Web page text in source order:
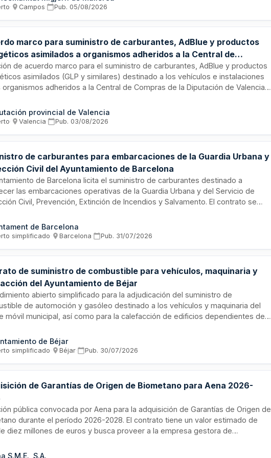
· Campos· Pub. 05/08/2026
marco para suministro de carburantes, AdBlue y productos
asimilados a organismos adheridos a la Central de
de la Diputación de Valencia
de acuerdo marco para el suministro de carburantes, AdBlue y productos
asimilados (GLP y similares) destinado a los vehículos e instalaciones
organismos adheridos a la Central de Compras de la Diputación de Valencia.
en estaciones de servicios asociadas, así como mediante entrega a
de combustible en depósitos fijos. Esta licitación centraliza las compras
la gestión administrativa del abastecimiento energético.
provincial de Valencia
· Valencia· Pub. 03/08/2026
de carburantes para embarcaciones de la Guardia Urbana y
Civil del Ayuntamiento de Barcelona
de Barcelona licita el suministro de carburantes destinado a
las embarcaciones operativas de la Guardia Urbana y del Servicio de
Civil, Prevención, Extinción de Incendios y Salvamento. El contrato se
de normas sociolaborales en la cadena de distribución comercial. La
se realizará mediante procedimiento abierto simplificado, requiriendo
en el pliego de prescripciones técnicas.
de Barcelona
simplificado· Barcelona· Pub. 31/07/2026
de suministro de combustible para vehículos, maquinaria y
del Ayuntamiento de Béjar
abierto simplificado para la adjudicación del suministro de
de automoción y gasóleo destinado a los vehículos y maquinaria del
móvil municipal, así como para la calefacción de edificios dependientes del
dentro del término municipal y suministro de gasóleo en depósitos de
municipales. El objeto busca lograr el máximo ahorro económico en el
e información.
de Béjar
simplificado· Béjar· Pub. 30/07/2026
de Garantías de Origen de Biometano para Aena 2026-
pública convocada por Aena para la adquisición de Garantías de Origen de
durante el período 2026-2028. El contrato tiene un valor estimado de
diez millones de euros y busca proveer a la empresa gestora de
contribuyendo así a los objetivos de sostenibilidad energética y
S.M.E., S.A.